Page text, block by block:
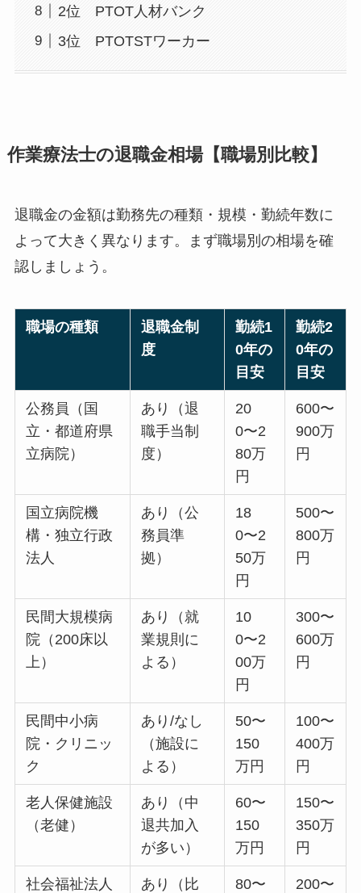
2位 PTOT人材バンク
3位 PTOTSTワーカー
作業療法士の退職金相場【職場別比較】
退職金の金額は勤務先の種類・規模・勤続年数に
よって大きく異なります。まず職場別の相場を確
認しましょう。
職場の種類
退職金制
度
勤続1
0年の
目安
勤続2
0年の
目安
公務員（国
立・都道府県
立病院）
あり（退
職手当制
度）
20
0〜2
80万
円
600〜
900万
円
国立病院機
構・独立行政
法人
あり（公
務員準
拠）
18
0〜2
50万
円
500〜
800万
円
民間大規模病
院（200床以
上）
あり（就
業規則に
よる）
10
0〜2
00万
円
300〜
600万
円
民間中小病
院・クリニッ
ク
あり/なし
（施設に
よる）
50〜
150
万円
100〜
400万
円
老人保健施設
（老健）
あり（中
退共加入
が多い）
60〜
150
万円
150〜
350万
円
社会福祉法人
あり（比
80〜
200〜